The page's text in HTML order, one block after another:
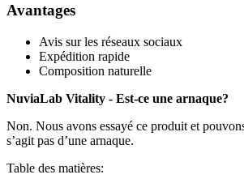
Avantages
Avis sur les réseaux sociaux
Expédition rapide
Composition naturelle
NuviaLab Vitality - Est-ce une arnaque?
Non. Nous avons essayé ce produit et
s’agit pas d’une arnaque.
Table des matières: